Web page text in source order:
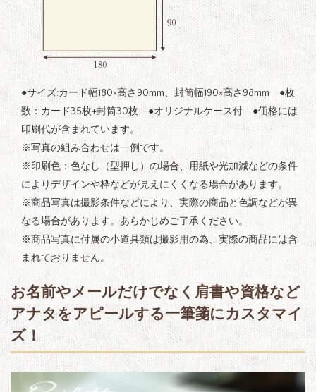
●サイズ:カード幅180×高さ90mm、封筒幅190×高さ98mm ●枚
数：カード35枚+封筒30枚 ●オリジナルケース付 ●価格には
印刷代が含まれています。
※写真の組み合わせは一例です。
※印刷色：色なし（型押し）の場合、用紙や光加減などの条件
によりデザインや枠などが見えにくくなる場合があります。
※商品写真は撮影条件などにより、実際の商品と色調などが異
なる場合があります。あらかじめご了承ください。
※商品写真に付属の小道具類は撮影用の為、実際の商品には含
まれておりません。
お名前やメールだけでなく肩書や資格など
アナタをアピールする一筆箋にカスタマイ
ズ！